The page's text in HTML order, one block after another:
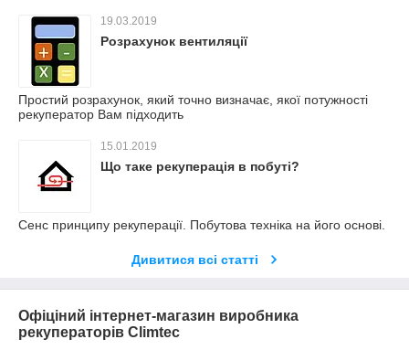
19.03.2019
Розрахунок вентиляції
Простий розрахунок, який точно визначає, якої потужності
рекуператор Вам підходить
15.01.2019
Що таке рекуперація в побуті?
Сенс принципу рекуперації. Побутова техніка на його основі.
Дивитися всі статті
Офіціний інтернет-магазин виробника
рекуператорів Climtec